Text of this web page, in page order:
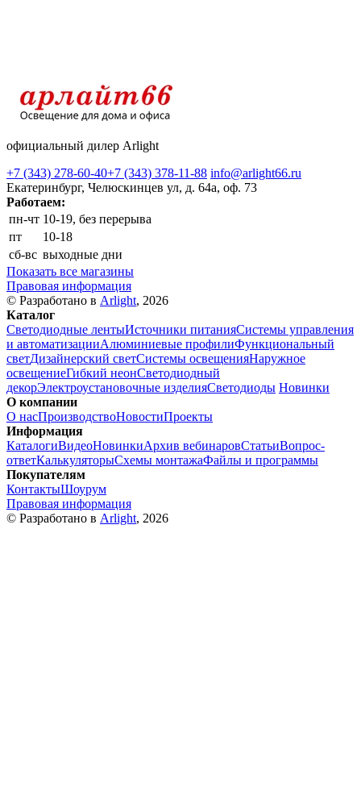
официальный дилер Arlight
+7 (343) 278-60-40+7 (343) 378-11-88 info@arlight66.ru
Екатеринбург, Челюскинцев ул, д. 64а, оф. 73
Работаем:
пн-чт 10-19, без перерыва
пт
10-18
сб-вс выходные дни
Показать все магазины
Правовая информация
© Разработано в Arlight, 2026
Каталог
Светодиодные лентыИсточники питанияСистемы управления
и автоматизацииАлюминиевые профилиФункциональный
светДизайнерский светСистемы освещенияНаружное
освещениеГибкий неонСветодиодный
декорЭлектроустановочные изделияСветодиоды Новинки
О компании
О насПроизводствоНовостиПроекты
Информация
КаталогиВидеоНовинкиАрхив вебинаровСтатьиВопрос-
ответКалькуляторыСхемы монтажаФайлы и программы
Покупателям
КонтактыШоурум
Правовая информация
© Разработано в Arlight, 2026